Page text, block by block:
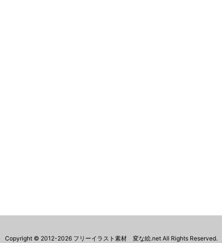
Copyright © 2012-2026 フリーイラスト素材 変な絵.netAll Rights Reserved.